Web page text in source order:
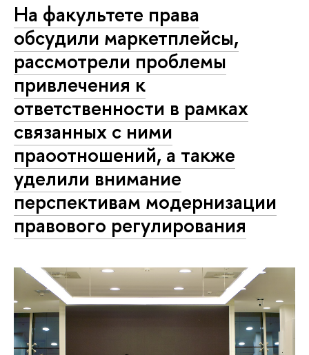
На факультете права
обсудили маркетплейсы,
рассмотрели проблемы
привлечения к
ответственности в рамках
связанных с ними
праоотношений, а также
уделили внимание
перспективам модернизации
правового регулирования